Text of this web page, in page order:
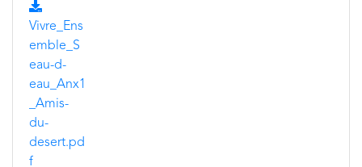
Vivre_Ens
emble_S
eau-d-
eau_Anx1
_Amis-
du-
desert.pd
f